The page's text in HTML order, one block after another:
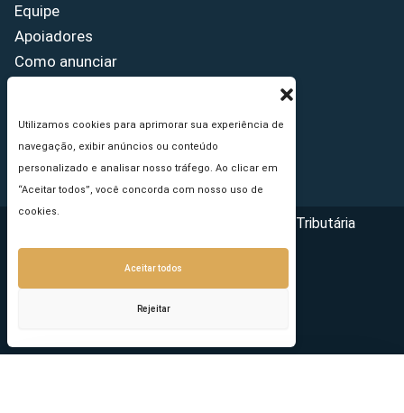
Utilizamos cookies para aprimorar sua experiência de
navegação, exibir anúncios ou conteúdo
personalizado e analisar nosso tráfego. Ao clicar em
“Aceitar todos”, você concorda com nosso uso de
cookies.
Aceitar todos
Rejeitar
Equipe
Apoiadores
Como anunciar
Princípios Editoriais
Copyright © 2026 - Portal da Reforma Tributária